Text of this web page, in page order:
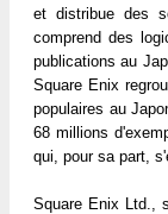
et distribue des
comprend des
publications au
Square Enix
populaires au
68 millions
qui, pour sa part,
Square Enix Ltd.,